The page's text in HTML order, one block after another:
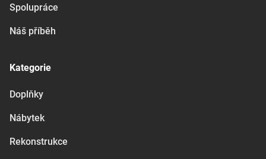
Spolupráce
Náš příběh
Kategorie
Doplňky
Nábytek
Rekonstrukce